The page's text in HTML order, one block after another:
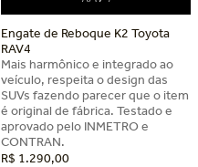
Engate de Reboque K2 Toyota
RAV4
Mais harmônico e integrado ao
veículo, respeita o design das
SUVs fazendo parecer que o item
é original de fábrica. Testado e
aprovado pelo INMETRO e
CONTRAN.
R$ 1.290,00